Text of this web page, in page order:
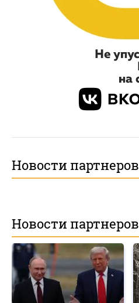
Новости партнеров
Новости партнеров